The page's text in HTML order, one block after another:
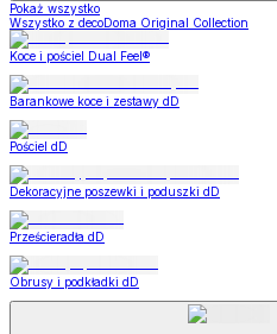
Pokaż wszystko
Wszystko z decoDoma Original Collection
Koce i pościel Dual Feel®
Barankowe koce i zestawy dD
Pościel dD
Dekoracyjne poszewki i poduszki dD
Prześcieradła dD
Obrusy i podkładki dD